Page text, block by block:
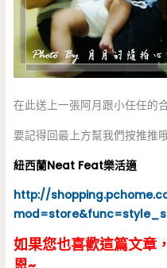
在此送上一張阿月跟小任任的
要記得回最上方幫我們按推推
紐西蘭Neat Feat樂活適
http://
如果您也喜歡這篇文章